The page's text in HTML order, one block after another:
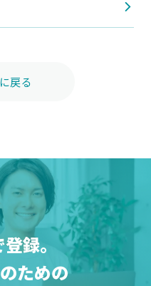
戻る
録。
ための